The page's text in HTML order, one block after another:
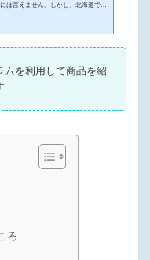
は言えません。しかし、北海道では
ね。そこでこの記事では、生まれも
ムを利用して商品を紹
ろ